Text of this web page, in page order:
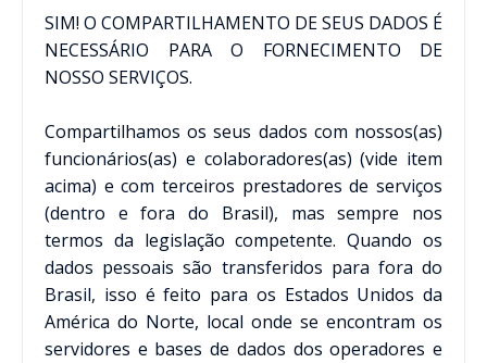
SIM! O COMPARTILHAMENTO DE SEUS DADOS É
NECESSÁRIO PARA O FORNECIMENTO DE
NOSSO SERVIÇOS.
Compartilhamos os seus dados com nossos(as)
funcionários(as) e colaboradores(as) (vide item
acima) e com terceiros prestadores de serviços
(dentro e fora do Brasil), mas sempre nos
termos da legislação competente. Quando os
dados pessoais são transferidos para fora do
Brasil, isso é feito para os Estados Unidos da
América do Norte, local onde se encontram os
servidores e bases de dados dos operadores e